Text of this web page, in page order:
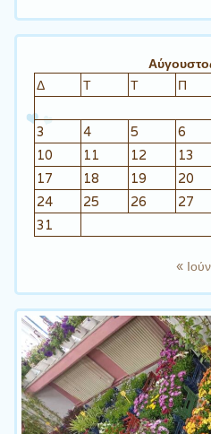
Δ
Τ Τ Π
3
4 5 6
10
11 12 13
17
18 19 20
24
25 26 27
31
« Ιούν